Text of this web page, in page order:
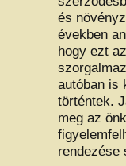
és
években
hogy ezt
autóban is
történtek.
meg az
rendezése